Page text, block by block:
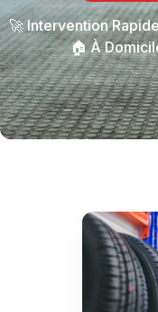
🚀 Intervention
🏠 À